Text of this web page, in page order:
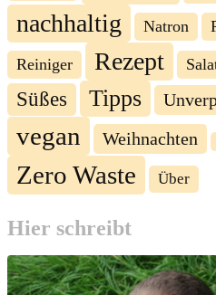
nachhaltig Natron
Reiniger Rezept
Süßes Tipps
vegan Weihnachten
Zero Waste Über
Hier schreibt